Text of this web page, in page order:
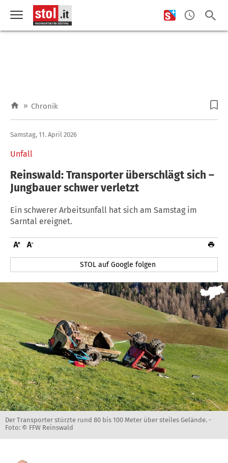
» Chronik
Unfall
Samstag, 11. April 2026
Reinswald: Transporter überschlägt sich –
Jungbauer schwer verletzt
Ein schwerer Arbeitsunfall hat sich am Samstag im
Sarntal ereignet.
STOL auf Google folgen
Der Transporter stürzte rund 80 bis 100 Meter über steiles Gelände. -
Foto: © FFW Reinswald